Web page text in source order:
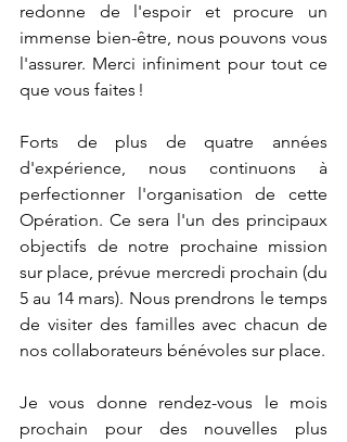
redonne de l'espoir et procure un
immense bien-être, nous pouvons vous
l'assurer. Merci infiniment pour tout ce
que vous faites !
Forts de plus de quatre années
d'expérience, nous continuons à
perfectionner l'organisation de cette
Opération. Ce sera l'un des principaux
objectifs de notre prochaine mission
sur place, prévue mercredi prochain (du
5 au 14 mars). Nous prendrons le temps
de visiter des familles avec chacun de
nos collaborateurs bénévoles sur place.
Je vous donne rendez-vous le mois
prochain pour des nouvelles plus